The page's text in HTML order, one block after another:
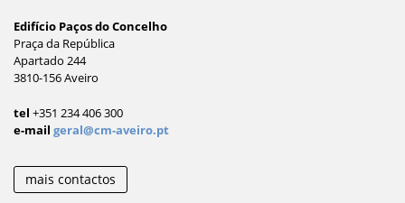
Edifício Paços do Concelho
Praça da República
Apartado 244
3810-156 Aveiro
tel +351 234 406 300
e-mail geral@cm-aveiro.pt
mais contactos